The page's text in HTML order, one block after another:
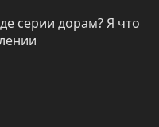
серии дорам? Я что